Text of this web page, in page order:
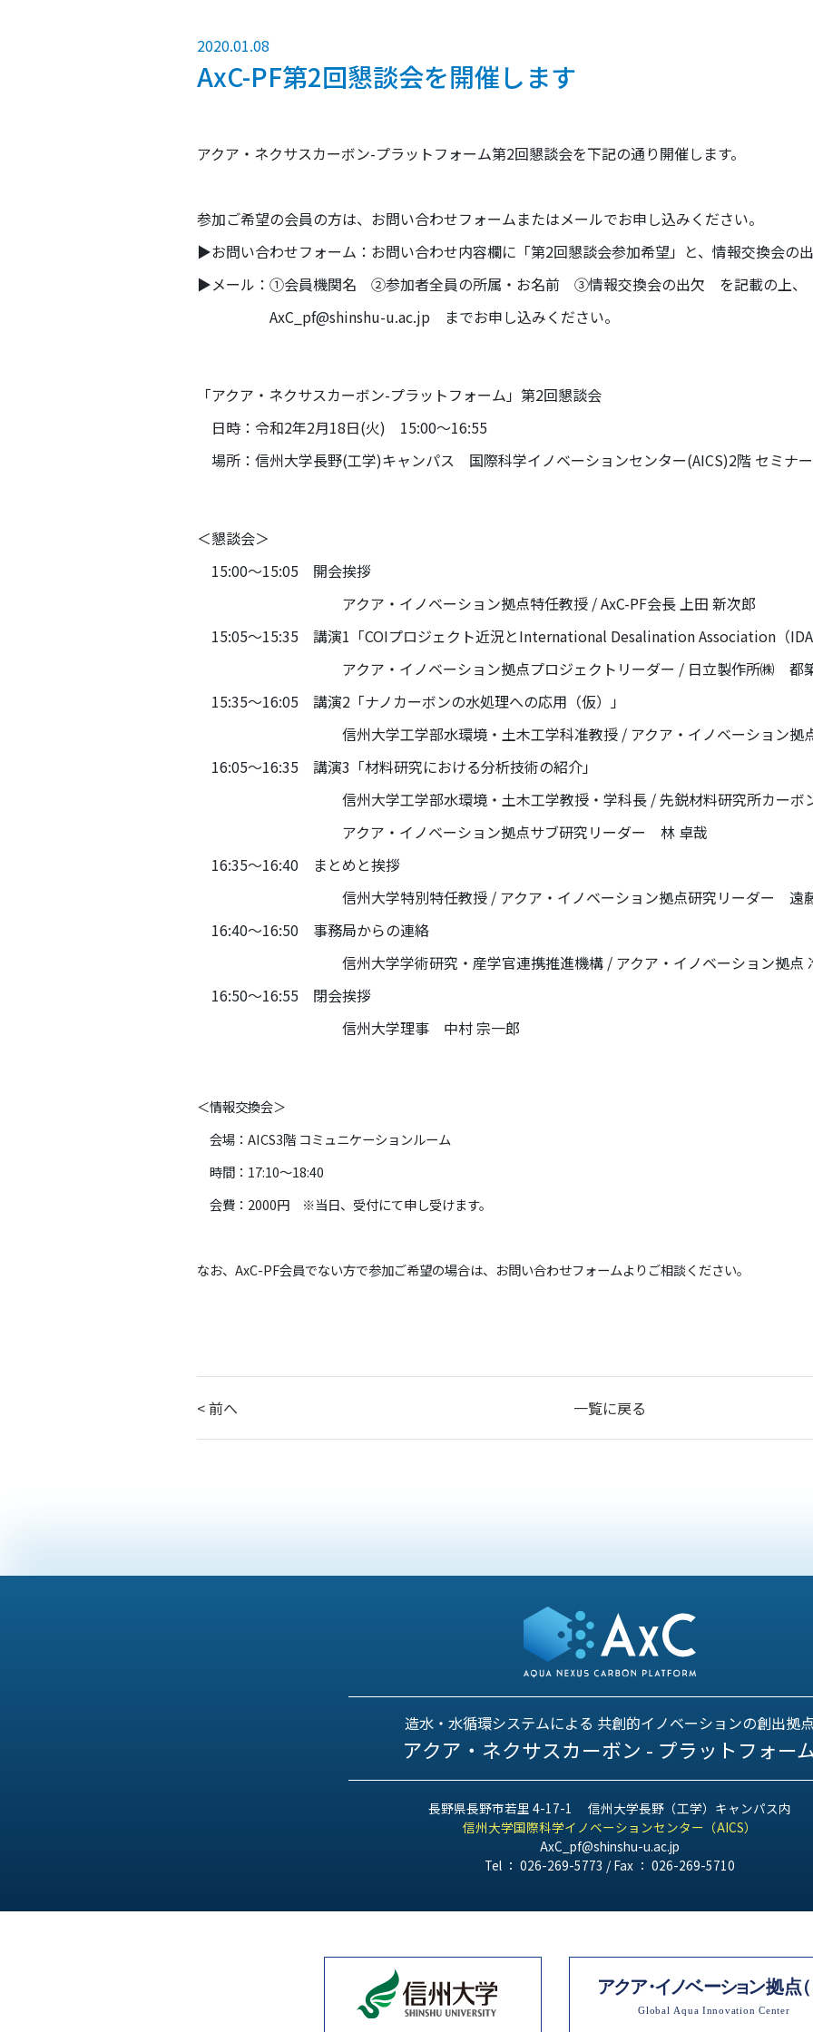
2020.01.08
AxC-PF第2回懇談会を開催します
アクア・ネクサスカーボン-プラットフォーム第2回懇談会を下記の通り開催します。
参加ご希望の会員の方は、お問い合わせフォームまたはメールでお申し込みください。
▶お問い合わせフォーム：お問い合わせ内容欄に「第2回懇談会参加希望」と、 情報交換会の
▶メール：①会員機関名 ②参加者全員の所属・お名前 ③情報交換会の出欠 を記載の上、
AxC_pf@shinshu-u.ac.jp までお申し込みください。
「アクア・ネクサスカーボン-プラットフォーム」第2回懇談会
日時：令和2年2月18日(火) 15:00～16:55
場所：信州大学長野(工学)キャンパス 国際科学イノベーションセンター(AICS)2階 セミナ
＜懇談会＞
15:00～15:05 開会挨拶
アクア・イノベーション拠点特任教授 / AxC-PF会長 上田 新次郎
15:05～15:35 講演1 「COIプロジェクト近況とInternational Desalination Association（
アクア・イノベーション拠点プロジェクトリーダー / 日立製作所㈱ 都
15:35～16:05 講演2 「ナノカーボンの水処理への応用（仮）」
信州大学工学部水環境・土木工学科准教授 / アクア・イノベーション拠点
16:05～16:35 講演3 「材料研究における分析技術の紹介」
信州大学工学部水環境・土木工学教授・学科長 / 先鋭材料研究所カーボン
アクア・イノベーション拠点サブ研究リーダー 林 卓哉
16:35～16:40 まとめと挨拶
信州大学特別特任教授 / アクア・イノベーション拠点研究リーダー 遠
16:40～16:50 事務局からの連絡
信州大学学術研究・産学官連携推進機構 / アクア・イノベーション拠点
16:50～16:55 閉会挨拶
信州大学理事 中村 宗一郎
＜情報交換会＞
会場：AICS3階 コミュニケーションルーム
時間：17:10～18:40
会費：2000円 ※当日、受付にて申し受けます。
なお、AxC-PF会員でない方で参加ご希望の場合は、お問い合わせフォームよりご相談ください。
< 前へ 一覧に戻る
造水・水循環システムによる 共創的イノベーションの創出拠
アクア・ネクサスカーボン - プラットフォー
長野県長野市若里 4-17-1
信州大学長野（工学）キャンパス内
信州大学国際科学イノベーションセンター（AICS）
AxC_pf@shinshu-u.ac.jp
Tel ： 026-269-5773 / Fax ： 026-269-5710